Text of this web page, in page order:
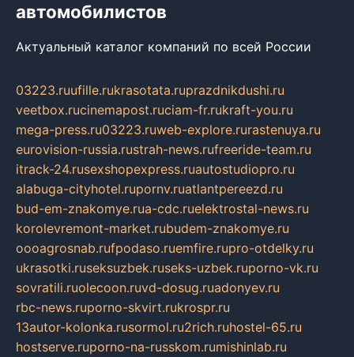
автомобилистов
Актуальный каталог компаний по всей России
03223.ruufille.rukrasotata.ruprazdnikdushi.ru
veetbox.rucinemapost.ruciam-fr.rukraft-you.ru
mega-press.ru03223.ruweb-explore.rurastenuya.ru
eurovision-russia.rustrah-news.rufreeride-team.ru
itrack-24.rusexshopexpress.ruautostudiopro.ru
alabuga-cityhotel.rupornv.ruatlantpereezd.ru
bud-em-znakomye.rua-cdc.ruelektrostal-news.ru
korolevremont-market.rubudem-znakomye.ru
oooagrosnab.rufpodaso.ruemfire.rupro-otdelky.ru
ukrasotki.ruseksuzbek.ruseks-uzbek.ruporno-vk.ru
sovratili.ruolecoon.ruvd-dosug.ruadonyev.ru
rbc-news.ruporno-skvirt.rukrospr.ru
13autor-kolonka.rusormol.ru2rich.ruhostel-65.ru
hostserve.ruporno-na-russkom.rumishinlab.ru